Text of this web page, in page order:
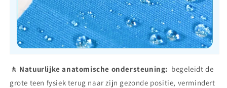
🚶 Natuurlijke anatomische ondersteuning: begeleidt de
grote teen fysiek terug naar zijn gezonde positie, vermindert